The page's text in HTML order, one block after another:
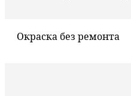
Окраска без ремонта